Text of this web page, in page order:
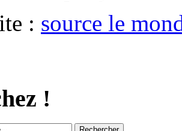
: source le
!